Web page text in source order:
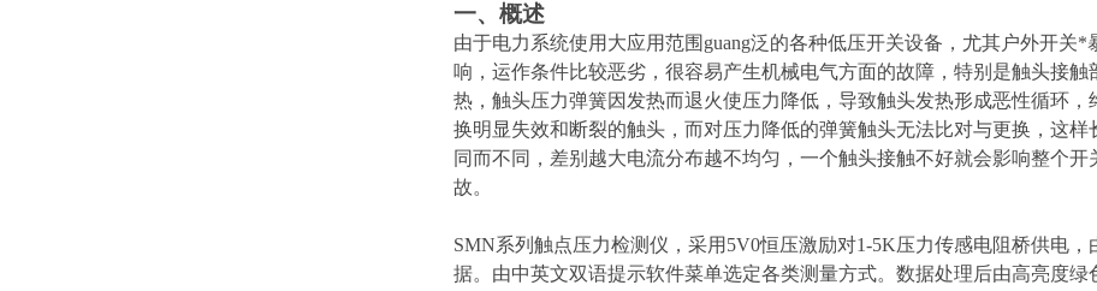
一、概述
由于电力系统使用大应用范围guang泛的各种低压开关设备，尤其户外开关
响，运作条件比较恶劣，很容易产生机械电气方面的故障，特别是触头接
热，触头压力弹簧因发热而退火使压力降低，导致触头发热形成恶性循环
换明显失效和断裂的触头，而对压力降低的弹簧触头无法比对与更换，这
同而不同，差别越大电流分布越不均匀，一个触头接触不好就会影响整个
故。
SMN系列触点压力检测仪，采用5V0恒压激励对1-5K压力传感电阻桥供电
据。由中英文双语提示软件菜单选定各类测量方式。数据处理后由高亮度